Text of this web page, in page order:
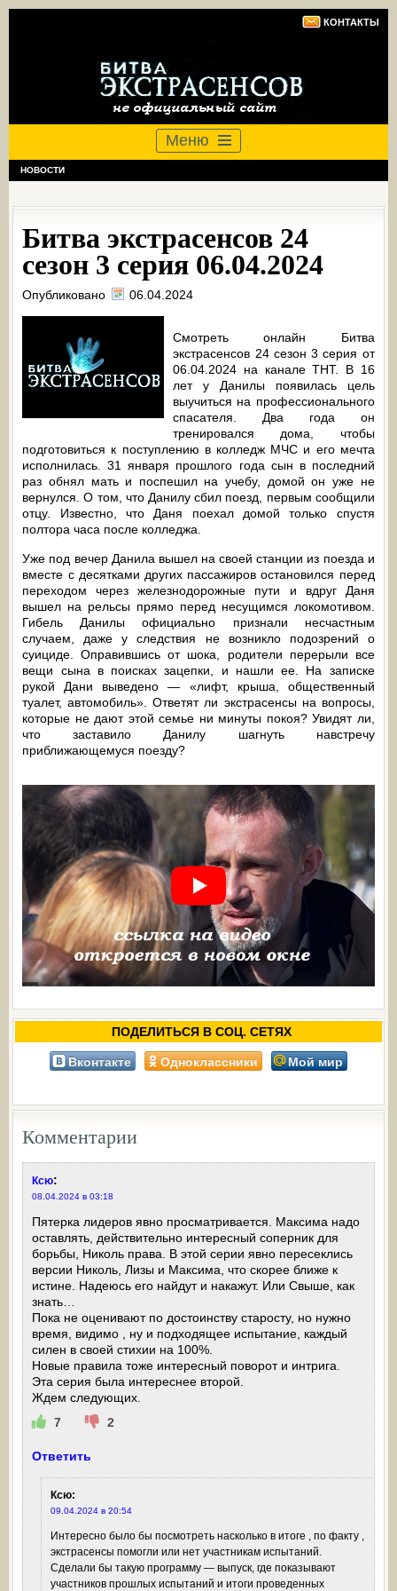
КОНТАКТЫ
Меню
НОВОСТИ
Битва экстрасенсов 24
сезон 3 серия 06.04.2024
Опубликовано 06.04.2024
Смотреть онлайн Битва
экстрасенсов 24 сезон 3 серия от
06.04.2024 на канале ТНТ. В 16
лет у Данилы появилась цель
выучиться на профессионального
спасателя. Два года он
тренировался дома, чтобы
подготовиться к поступлению в колледж МЧС и его мечта
исполнилась. 31 января прошлого года сын в последний
раз обнял мать и поспешил на учебу, домой он уже не
вернулся. О том, что Данилу сбил поезд, первым сообщили
отцу. Известно, что Даня поехал домой только спустя
полтора часа после колледжа.
Уже под вечер Данила вышел на своей станции из поезда и
вместе с десятками других пассажиров остановился перед
переходом через железнодорожные пути и вдруг Даня
вышел на рельсы прямо перед несущимся локомотивом.
Гибель Данилы официально признали несчастным
случаем, даже у следствия не возникло подозрений о
суициде. Оправившись от шока, родители перерыли все
вещи сына в поисках зацепки, и нашли ее. На записке
рукой Дани выведено — «лифт, крыша, общественный
туалет, автомобиль». Ответят ли экстрасенсы на вопросы,
которые не дают этой семье ни минуты покоя? Увидят ли,
что заставило Данилу шагнуть навстречу
приближающемуся поезду?
ПОДЕЛИТЬСЯ В СОЦ. СЕТЯХ
Вконтакте Одноклассники Мой мир
Комментарии
Ксю:
08.04.2024 в 03:18
Пятерка лидеров явно просматривается. Максима надо
оставлять, действительно интересный соперник для
борьбы, Николь права. В этой серии явно пересеклись
версии Николь, Лизы и Максима, что скорее ближе к
истине. Надеюсь его найдут и накажут. Или Свыше, как
знать…
Пока не оценивают по достоинству старосту, но нужно
время, видимо , ну и подходящее испытание, каждый
силен в своей стихии на 100%.
Новые правила тоже интересный поворот и интрига.
Эта серия была интереснее второй.
Ждем следующих.
7
2
Ответить
Ксю:
09.04.2024 в 20:54
Интересно было бы посмотреть насколько в итоге , по факту ,
экстрасенсы помогли или нет участникам испытаний.
Сделали бы такую программу — выпуск, где показывают
участников прошлых испытаний и итоги проведенных